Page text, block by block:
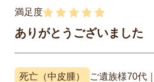
満足度
ありがとうございました
死亡（中皮腫） ご遺族様70代